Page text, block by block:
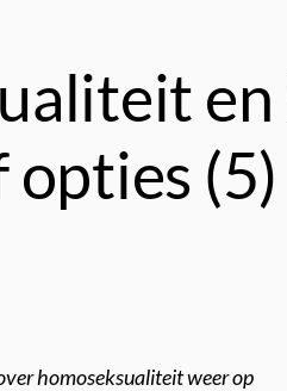
en
(5)
homoseksualiteit weer op